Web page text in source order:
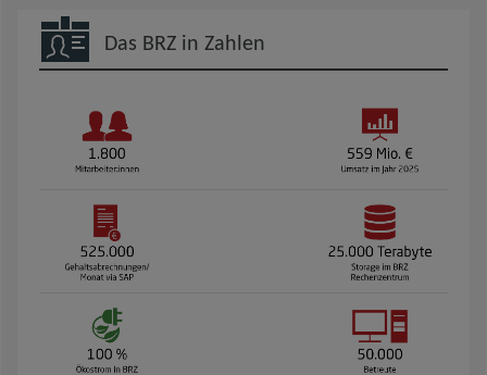
Das BRZ in Zahlen